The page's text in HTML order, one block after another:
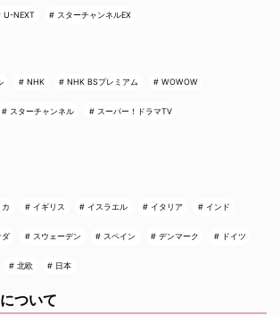
U-NEXT スターチャンネルEX
NHK NHK BSプレミアム WOWOW
スターチャンネル スーパー！ドラマTV
カ イギリス イスラエル イタリア インド
ダ スウェーデン スペイン デンマーク ドイツ
北欧 日本
ついて